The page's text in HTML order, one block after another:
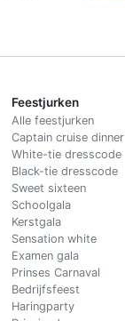
Feestjurken
Alle feestjurken
Captain cruise dinner
White-tie dresscode
Black-tie dresscode
Sweet sixteen
Schoolgala
Kerstgala
Sensation white
Examen gala
Prinses Carnaval
Bedrijfsfeest
Haringparty